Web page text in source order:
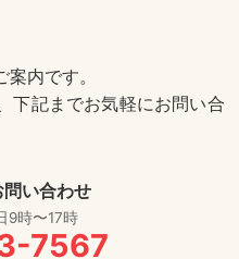
内です。
下記までお気軽にお問い合
い合わせ
9時〜17時
7567